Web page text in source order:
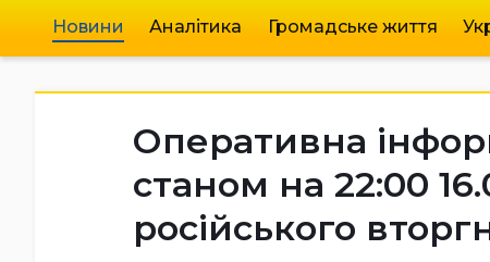
Новини Аналітика Громадське життя
Оперативна
станом на 22:00
російського